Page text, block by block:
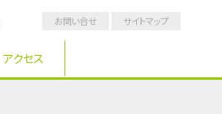
アクセス
お問い合せ サイトマップ